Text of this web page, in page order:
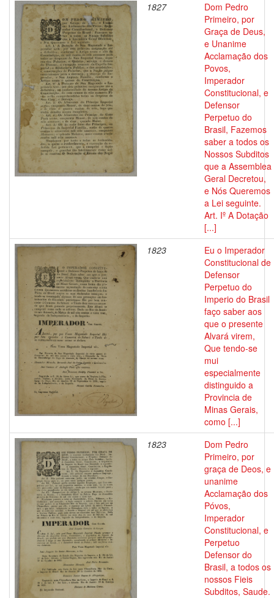
1827
Dom Pedro
Primeiro, por
Graça de Deus,
e Unanime
Acclamação dos
Povos,
Imperador
Constitucional, e
Defensor
Perpetuo do
Brasil, Fazemos
saber a todos os
Nossos Subditos
que a Assemblea
Geral Decretou,
e Nós Queremos
a Lei seguinte.
Art. Iº A Dotação
[...]
1823
Eu o Imperador
Constitucional de
Defensor
Perpetuo do
Imperio do Brasil
faço saber aos
que o presente
Alvará virem,
Que tendo-se
mui
especialmente
distinguido a
Provincia de
Minas Gerais,
como [...]
1823
Dom Pedro
Primeiro, por
graça de Deos, e
unanime
Acclamação dos
Póvos,
Imperador
Constitucional, e
Perpetuo
Defensor do
Brasil, a todos os
nossos Fieis
Subditos, Saude.